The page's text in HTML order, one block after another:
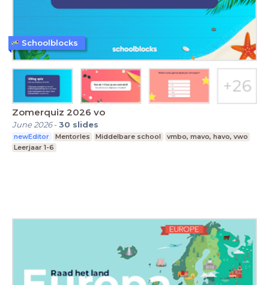
Zomerquiz 2026 vo
June 2026-30 slides
newEditor Mentorles Middelbare school
vmbo, mavo, havo, vwo
Leerjaar 1-6
Schoolblocks